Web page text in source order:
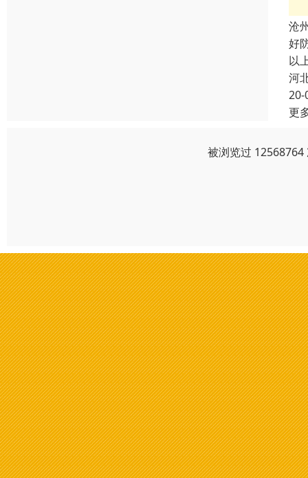
沧
好
以
河
20-
更
被浏览过